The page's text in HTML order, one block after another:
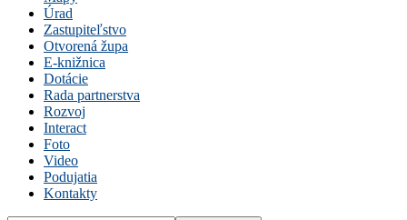
Úrad
Zastupiteľstvo
Otvorená župa
E-knižnica
Dotácie
Rada partnerstva
Rozvoj
Interact
Foto
Video
Podujatia
Kontakty